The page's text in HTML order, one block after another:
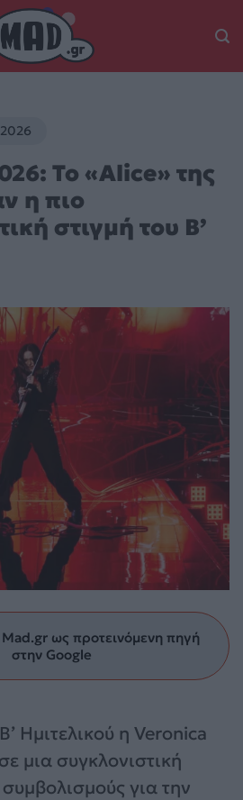
Το «Alice» της
η πιο
στιγμή του Β’
ως προτεινόμενη πηγή
στην Google
Ημιτελικού η Veronica
μια συγκλονιστική
για την